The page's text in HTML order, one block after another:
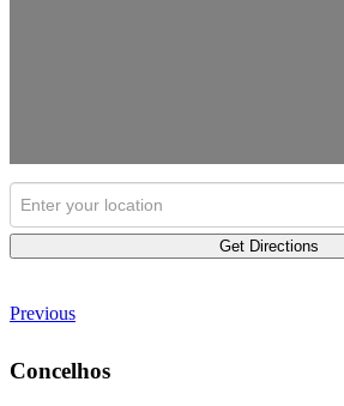
Previous
Concelhos